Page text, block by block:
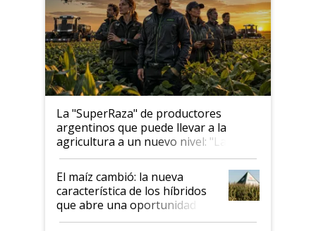
La "SuperRaza" de productores
argentinos que puede llevar a la
agricultura a un nuevo nivel: "Las
posibilidades de crecimiento son
infinitas"
El maíz cambió: la nueva
característica de los híbridos
que abre una oportunidad en
el lote